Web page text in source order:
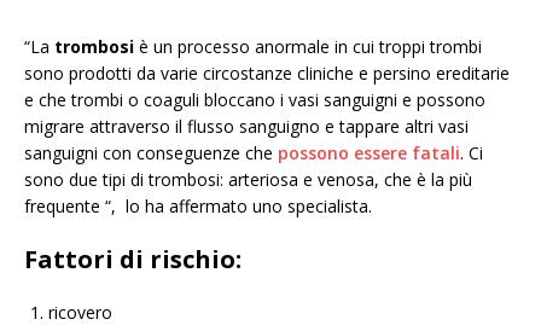
“La trombosi è un processo anormale in cui troppi trombi
sono prodotti da varie circostanze cliniche e persino ereditarie
e che trombi o coaguli bloccano i vasi sanguigni e possono
migrare attraverso il flusso sanguigno e tappare altri vasi
sanguigni con conseguenze che possono essere fatali. Ci
sono due tipi di trombosi: arteriosa e venosa, che è la più
frequente “, lo ha affermato uno specialista.
Fattori di rischio:
ricovero